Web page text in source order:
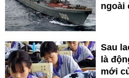
ngoài
Sau
là
mới